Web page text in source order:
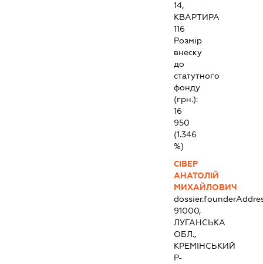
14,
КВАРТИРА
116
Розмір
внеску
до
статутного
фонду
(грн.):
16
950
(1.346
%)
СІВЕР
АНАТОЛІЙ
МИХАЙЛОВИЧ
91000,
ЛУГАНСЬКА
ОБЛ.,
КРЕМІНСЬКИЙ
Р-